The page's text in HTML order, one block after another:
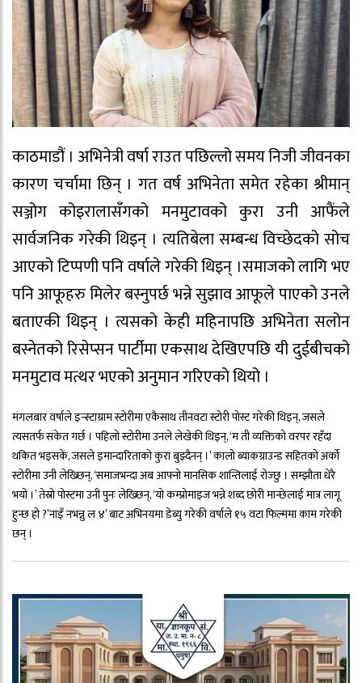
काठमाडौं । अभिनेत्री वर्षा राउत पछिल्लो समय निजी जीवनका
कारण चर्चामा छिन् । गत वर्ष अभिनेता समेत रहेका श्रीमान्
सञ्जोग कोइरालासँगको मनमुटावको कुरा उनी आफैंले
सार्वजनिक गरेकी थिइन् । त्यतिबेला सम्बन्ध विच्छेदको सोच
आएको टिप्पणी पनि वर्षाले गरेकी थिइन् ।समाजको लागि भए
पनि आफूहरु मिलेर बस्नुपर्छ भन्ने सुझाव आफूले पाएको उनले
बताएकी थिइन् । त्यसको केही महिनापछि अभिनेता सलोन
बस्नेतको रिसेप्सन पार्टीमा एकसाथ देखिएपछि यी दुईबीचको
मनमुटाव मत्थर भएको अनुमान गरिएको थियो ।
मंगलबार वर्षाले इन्स्टाग्राम स्टोरीमा एकैसाथ तीनवटा स्टोरी पोस्ट गरेकी थिइन्, जसले
त्यसतर्फ संकेत गर्छ । पहिलो स्टोरीमा उनले लेखेकी थिइन्, ‘म ती व्यक्तिको वरपर रहँदा
थकित भइसकें, जसले इमान्दारिताको कुरा बुझ्दैनन् ।’ कालो ब्याकग्राउन्ड सहितको अर्को
स्टोरीमा उनी लेख्छिन्, ‘समाजभन्दा अब आफ्नो मानसिक शान्तिलाई रोज्छु । सम्झौता धेरै
भयो ।’ तेस्रो पोस्टमा उनी पुनः लेख्छिन्, ‘यो कम्प्रोमाइज भन्ने शब्द छोरी मान्छेलाई मात्र लागू
हुन्छ हो ?’नाइँ नभन्नु ल ४’ बाट अभिनयमा डेब्यु गरेकी वर्षाले १५ वटा फिल्ममा काम गरेकी
छन् ।